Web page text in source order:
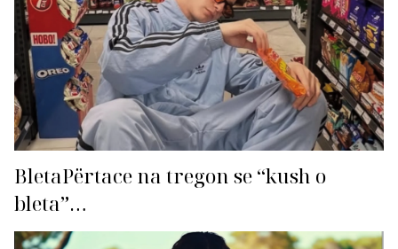
BletaPërtace na tregon se “kush o
bleta”…